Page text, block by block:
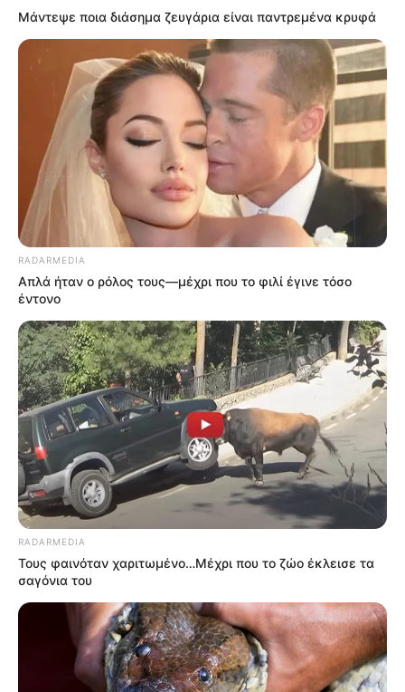
Μάντεψε ποια διάσημα ζευγάρια είναι παντρεμένα κρυφά
RADARMEDIA
Απλά ήταν ο ρόλος τους—μέχρι που το φιλί έγινε τόσο
έντονο
RADARMEDIA
Τους φαινόταν χαριτωμένο…Μέχρι που το ζώο έκλεισε τα
σαγόνια του